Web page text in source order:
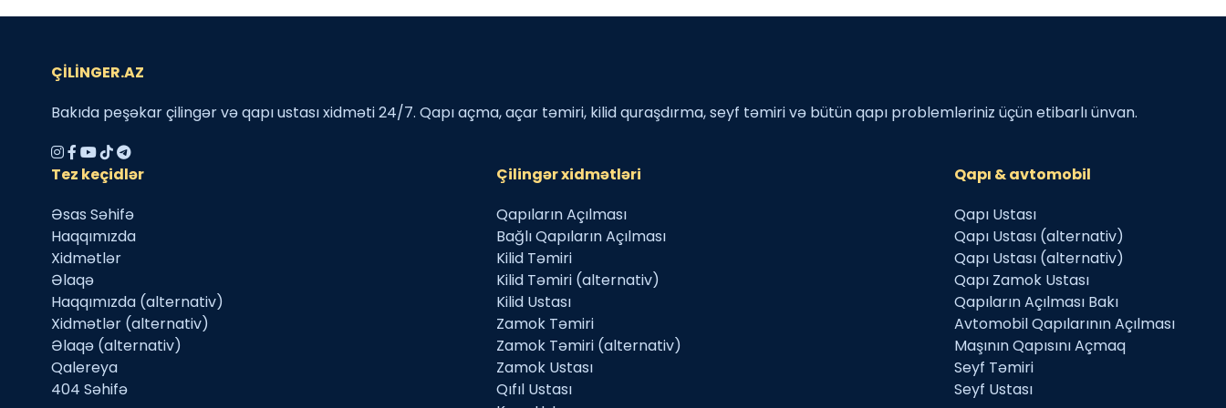
ÇİLİNGER.AZ
Bakıda peşəkar çilingər və qapı ustası xidməti 24/7. Qapı açma, açar təmiri, kilid quraşdırma, seyf təmiri və bütün qapı problemləriniz üçün etibarlı ünvan.
Tez keçidlər
Əsas Səhifə
Haqqımızda
Xidmətlər
Əlaqə
Haqqımızda (alternativ)
Xidmətlər (alternativ)
Əlaqə (alternativ)
Qalereya
404 Səhifə
Çilingər xidmətləri
Qapıların Açılması
Bağlı Qapıların Açılması
Kilid Təmiri
Kilid Təmiri (alternativ)
Kilid Ustası
Zamok Təmiri
Zamok Təmiri (alternativ)
Zamok Ustası
Qıfıl Ustası
Qapı & avtomobil
Qapı Ustası
Qapı Ustası (alternativ)
Qapı Ustası (alternativ)
Qapı Zamok Ustası
Qapıların Açılması Bakı
Avtomobil Qapılarının Açılması
Maşının Qapısını Açmaq
Seyf Təmiri
Seyf Ustası